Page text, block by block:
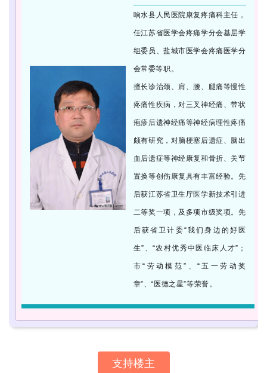
响水县人民医院康复疼痛科主任，
任江苏省医学会疼痛学分会基层学
组委员、盐城市医学会疼痛医学分
会常委等职。
擅长诊治颈、肩、腰、腿痛等慢性
疼痛性疾病，对三叉神经痛、带状
疱疹后遗神经痛等神经病理性疼痛
颇有研究，对脑梗塞后遗症、脑出
血后遗症等神经康复和骨折、关节
置换等创伤康复具有丰富经验。先
后获江苏省卫生厅医学新技术引进
二等奖一项，及多项市级奖项。先
后获省卫计委“我们身边的好医
生”、 “农村优秀中医临床人才”；
市“劳动模范”、 “五一劳动奖
章”、“医德之星”等荣誉。
支持楼主